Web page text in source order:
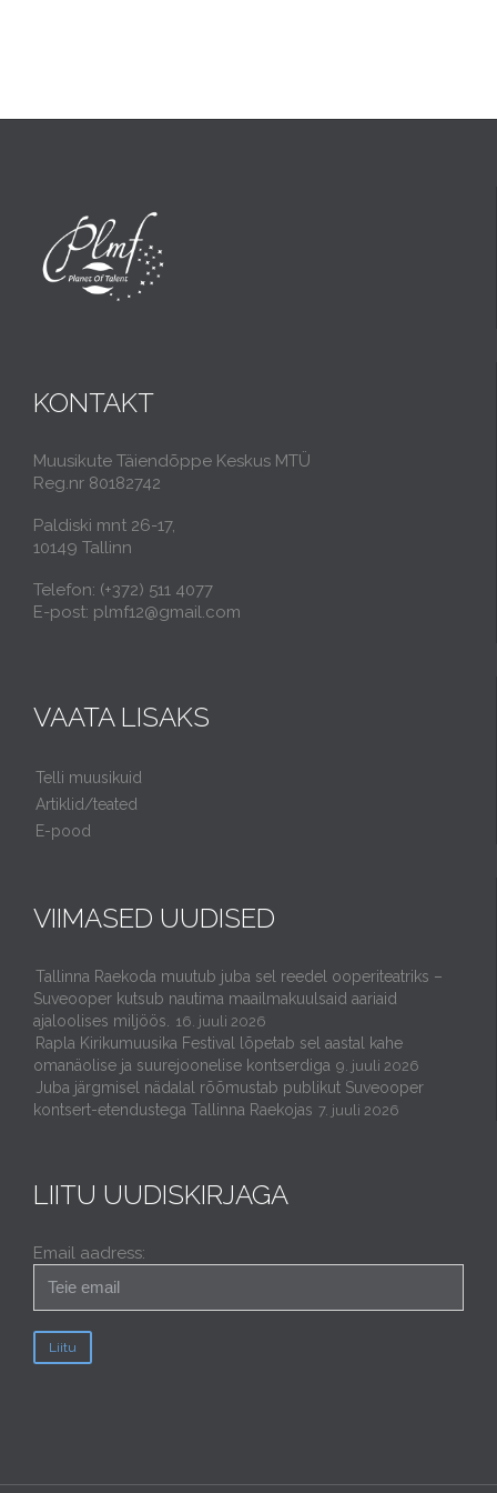
KONTAKT
Muusikute Täiendõppe Keskus MTÜ
Reg.nr 80182742
Paldiski mnt 26-17,
10149 Tallinn
Telefon: (+372) 511 4077
E-post: plmf12@gmail.com
VAATA LISAKS
Telli muusikuid
Artiklid/teated
E-pood
VIIMASED UUDISED
Tallinna Raekoda muutub juba sel reedel ooperiteatriks –
Suveooper kutsub nautima maailmakuulsaid aariaid
ajaloolises miljöös.
16. juuli 2026
Rapla Kirikumuusika Festival lõpetab sel aastal kahe
omanäolise ja suurejoonelise kontserdiga 9. juuli 2026
Juba järgmisel nädalal rõõmustab publikut Suveooper
kontsert-etendustega Tallinna Raekojas 7. juuli 2026
LIITU UUDISKIRJAGA
Email aadress: